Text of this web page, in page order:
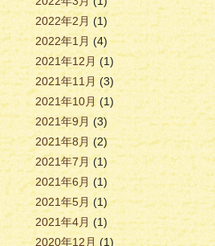
2022年2月(1)
2022年1月(4)
2021年12月(1)
2021年11月(3)
2021年10月(1)
2021年9月(3)
2021年8月(2)
2021年7月(1)
2021年6月(1)
2021年5月(1)
2021年4月 (1)
2020年12月(1)